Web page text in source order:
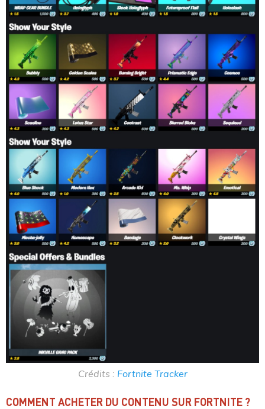
Crédits : Fortnite Tracker
COMMENT ACHETER DU CONTENU SUR FORTNITE ?